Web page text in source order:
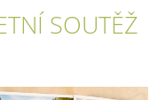
SOUTĚŽ